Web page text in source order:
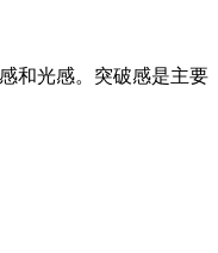
和光感。突破感是主要